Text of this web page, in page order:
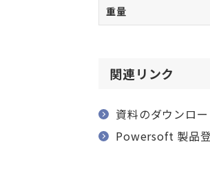
重量
関連リンク
資料のダウンロ
Powersoft 製品